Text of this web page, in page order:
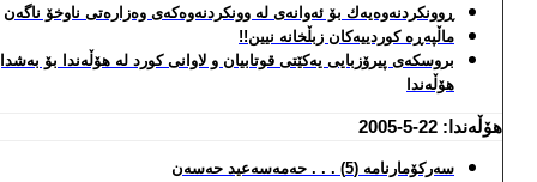
ڕوونكردنه‌وه‌یه‌ك بۆ ئه‌وانه‌ی له‌ وونكردنه‌وه‌كه‌ی وه‌زاره‌تی ناوخۆ ناگه‌ن
ماڵپه‌ڕه‌ كوردییه‌كان زبڵخانه‌ نیین!!
بروسكه‌ی پیرۆزبایی یه‌كێتی قوتابیان و لاوانی كورد له‌ هۆڵه‌ندا بۆ
هۆڵه‌ندا
هۆڵه‌ندا: 22-5-2005
سه‌ركۆمارنامه‌ (5) . . . حه‌مه‌سه‌عید حه‌سه‌ن